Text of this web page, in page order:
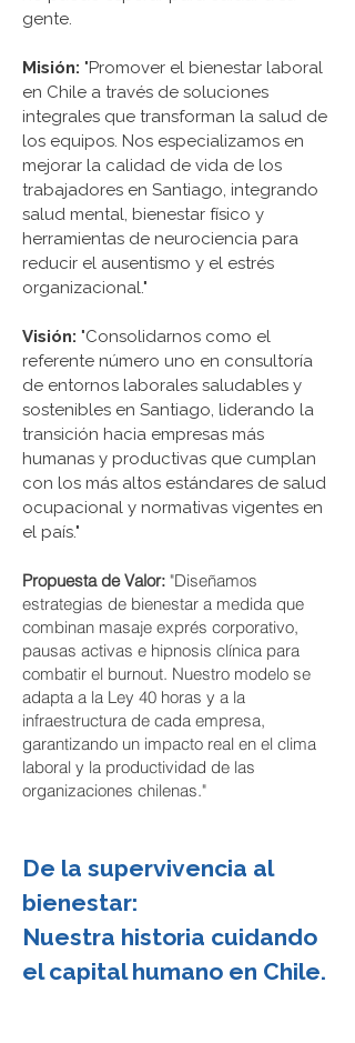
gente.
Misión: "Promover el bienestar laboral
en Chile a través de soluciones
integrales que transforman la salud de
los equipos. Nos especializamos en
mejorar la calidad de vida de los
trabajadores en Santiago, integrando
salud mental, bienestar físico y
herramientas de neurociencia para
reducir el ausentismo y el estrés
organizacional."
Visión: "Consolidarnos como el
referente número uno en consultoría
de entornos laborales saludables y
sostenibles en Santiago, liderando la
transición hacia empresas más
humanas y productivas que cumplan
con los más altos estándares de salud
ocupacional y normativas vigentes en
el país."
Propuesta de Valor: "Diseñamos
estrategias de bienestar a medida que
combinan masaje exprés corporativo,
pausas activas e hipnosis clínica para
combatir el burnout. Nuestro modelo se
adapta a la Ley 40 horas y a la
infraestructura de cada empresa,
garantizando un impacto real en el clima
laboral y la productividad de las
organizaciones chilenas."
De la supervivencia al
bienestar:
Nuestra historia cuidando
el capital humano en Chile.